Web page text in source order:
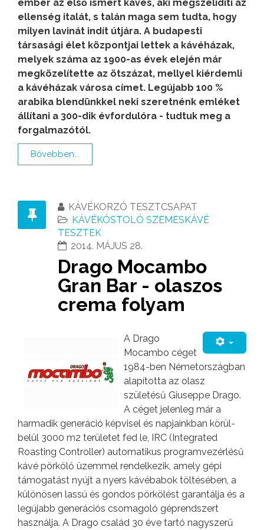
ember az első ismert kávés, aki megszelídíti az
ellenség italát, s talán maga sem tudta, hogy
milyen lavinát indít útjára. A budapesti
társasági élet központjai lettek a kávéházak,
melyek száma az 1900-as évek elején már
megközelítette az ötszázat, mellyel kiérdemli
a kávéházak városa címet. Legújabb 100 %
arabika blendünkkel neki szeretnénk emléket
állítani a 300-dik évfordulóra - tudtuk meg a
forgalmazótól.
Bővebben...
KÁVÉKORZÓ TESZTCSAPAT
KÁVÉKÓSTOLÓ SZEMESKÁVÉ
TESZTEK
2014. MÁJUS 28.
Drago Mocambo
Gran Bar - olaszos
crema folyam
A Drago
Mocambo céget
1984-ben Németországban
alapította az olasz
születésű Giuseppe Drago.
A céget jelenleg már a
harmadik generáció képvisel és napjainkban körül-
belül 3000 m2 területet fed le, IRC (Integrated
Roasting Controller) automatikus programvezérlésű
kávé pörkölő üzemmel rendelkezik, amely gépi
támogatást nyújt a nyers kávébabok töltésében, a
különösen lassú és gondos pörkölést garantálja és a
legújabb generációs csomagoló géprendszert
használja. A Drago család 30 éve tartó nagyszerű